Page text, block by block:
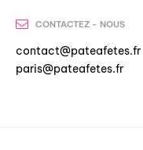
CONTACTEZ - NOUS
contact@pateafetes.fr
paris@pateafetes.fr